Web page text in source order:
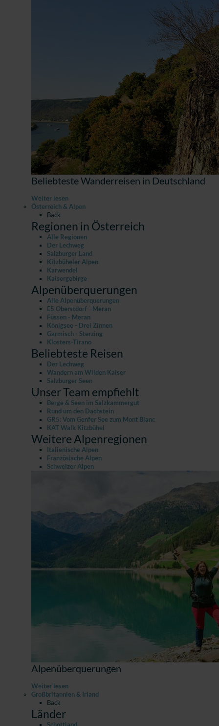
Beliebteste Wanderreisen in Deutschland
Weiter lesen
Österreich & Alpen
Back
Regionen in Österreich
Alle Regionen
Der Lechweg
Salzburger Land
Kitzbüheler Alpen
Karwendel
Kaisergebirge
Alpenüberquerungen
Alle Alpenüberquerungen
E5 Oberstdorf - Meran
Füssen - Meran
Königsee - Drei Zinnen
Garmisch - Sterzing
Klosters-Tirano
Beliebteste Reisen
Der Lechweg
Wandern am Wilden Kaiser
Salzburger Seen
Unser Team empfiehlt
Berge & Seen im Salzkammergut
Rund um den Dachstein
GR5: Vom Genfer See zum Mont Blanc
KAT Walk Kitzbühel
Weitere Alpenregionen
Italienische Alpen
Französische Alpen
Schweizer Alpen
Alpenüberquerungen
Weiter lesen
Großbritannien & Irland
Back
Länder